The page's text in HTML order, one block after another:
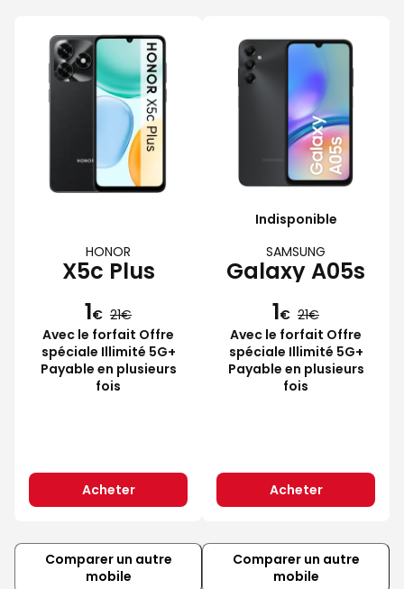
HONOR
X5c Plus
1€ 21
Avec le forfait Offre
spéciale Illimité 5G+
Payable en plusieurs
fois
Acheter
Indisponible
SAMSUNG
Galaxy A05s
1€ 21
Avec le forfait Offre
spéciale Illimité 5G+
Payable en plusieurs
fois
Acheter
Comparer un autre
mobile
Comparer un autre
mobile